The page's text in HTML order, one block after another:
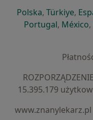
Polskaotwiera się
, Türkiye,
Portugalotwiera
, México,
15.395.179